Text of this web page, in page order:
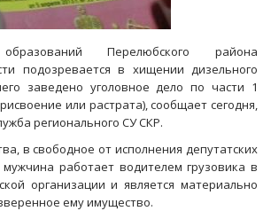
Перелюбского района
подозревается в хищении дизельного
заведено уголовное дело по части 1
или растрата), сообщает сегодня,
регионального СУ СКР.
в свободное от исполнения депутатских
работает водителем грузовика в
организации и является материально
ему имущество.